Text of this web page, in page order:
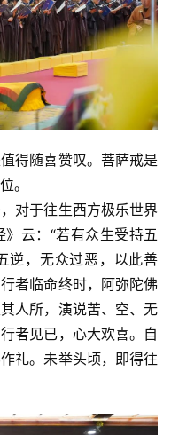
得随喜赞叹。菩萨戒是
。
对于往生西方极乐世界
云：“若有众生受持五
逆，无众过恶，以此善
者临命终时，阿弥陀佛
人所，演说苦、空、无
者见已，心大欢喜。自
礼。未举头顷，即得往